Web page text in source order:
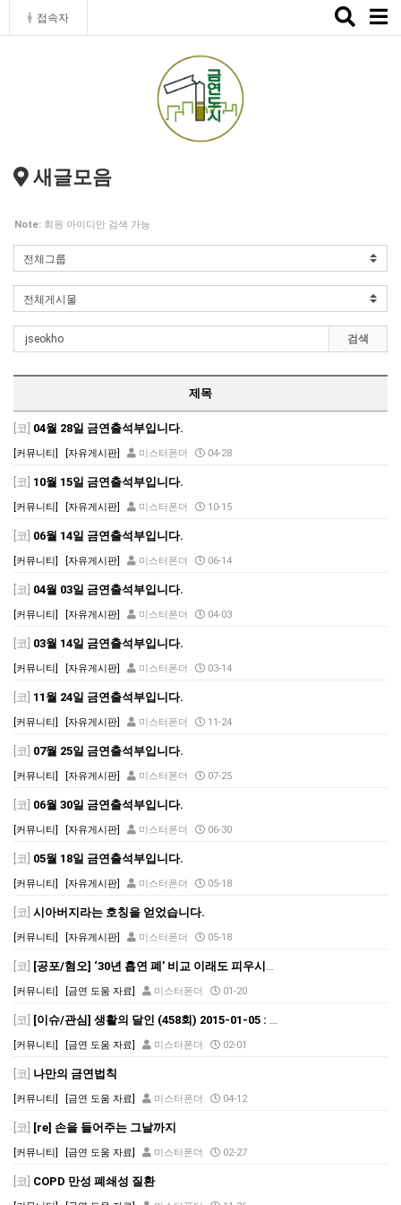
접속자
Toggle
새글모음
Note: 회원 아이디만 검색 가능
검색
제목
[코] 04월 28일 금연출석부입니다.
[커뮤니티] [자유게시판] 미스터폰더 04-28
[코] 10월 15일 금연출석부입니다.
[커뮤니티] [자유게시판] 미스터폰더 10-15
[코] 06월 14일 금연출석부입니다.
[커뮤니티] [자유게시판] 미스터폰더 06-14
[코] 04월 03일 금연출석부입니다.
[커뮤니티] [자유게시판] 미스터폰더 04-03
[코] 03월 14일 금연출석부입니다.
[커뮤니티] [자유게시판] 미스터폰더 03-14
[코] 11월 24일 금연출석부입니다.
[커뮤니티] [자유게시판] 미스터폰더 11-24
[코] 07월 25일 금연출석부입니다.
[커뮤니티] [자유게시판] 미스터폰더 07-25
[코] 06월 30일 금연출석부입니다.
[커뮤니티] [자유게시판] 미스터폰더 06-30
[코] 05월 18일 금연출석부입니다.
[커뮤니티] [자유게시판] 미스터폰더 05-18
[코] 시아버지라는 호칭을 얻었습니다.
[커뮤니티] [자유게시판] 미스터폰더 05-18
[코] [공포/혐오] ‘30년 흡연 폐’ 비교 이래도 피우시겠습니까? (Youtube)
[커뮤니티] [금연 도움 자료] 미스터폰더 01-20
[코] [이슈/관심] 생활의 달인 (458회) 2015-01-05 : 금연의 달인 - 야크님 출연 (vimeo.com)
[커뮤니티] [금연 도움 자료] 미스터폰더 02-01
[코] 나만의 금연법칙
[커뮤니티] [금연 도움 자료] 미스터폰더 04-12
[코] [re] 손을 들어주는 그날까지
[커뮤니티] [금연 도움 자료] 미스터폰더 02-27
[코] COPD 만성 폐쇄성 질환